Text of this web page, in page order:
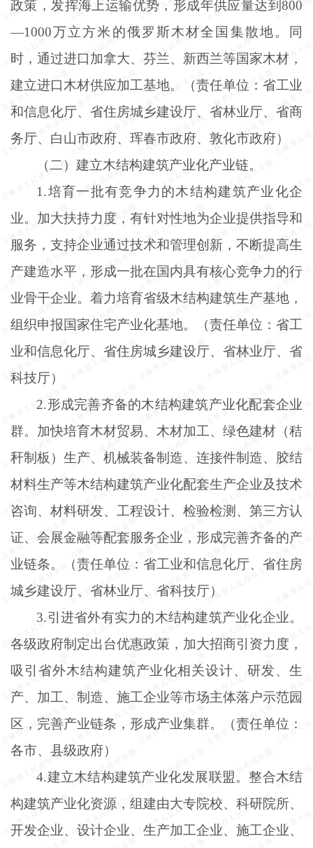
政策，发挥海上运输优势，形成年供应量达到800
—1000万立方米的俄罗斯木材全国集散地。同
时，通过进口加拿大、芬兰、新西兰等国家木材，
建立进口木材供应加工基地。（责任单位：省工业
和信息化厅、省住房城乡建设厅、省林业厅、省商
务厅、白山市政府、珲春市政府、敦化市政府）
（二）建立木结构建筑产业化产业链。
1.培育一批有竞争力的木结构建筑产业化企
业。加大扶持力度，有针对性地为企业提供指导和
服务，支持企业通过技术和管理创新，不断提高生
产建造水平，形成一批在国内具有核心竞争力的行
业骨干企业。着力培育省级木结构建筑生产基地，
组织申报国家住宅产业化基地。（责任单位：省工
业和信息化厅、省住房城乡建设厅、省林业厅、省
科技厅）
2.形成完善齐备的木结构建筑产业化配套企业
群。加快培育木材贸易、木材加工、绿色建材（秸
秆制板）生产、机械装备制造、连接件制造、胶结
材料生产等木结构建筑产业化配套生产企业及技术
咨询、材料研发、工程设计、检验检测、第三方认
证、会展金融等配套服务企业，形成完善齐备的产
业链条。（责任单位：省工业和信息化厅、省住房
城乡建设厅、省林业厅、省科技厅）
3.引进省外有实力的木结构建筑产业化企业。
各级政府制定出台优惠政策，加大招商引资力度，
吸引省外木结构建筑产业化相关设计、研发、生
产、加工、制造、施工企业等市场主体落户示范园
区，完善产业链条，形成产业集群。（责任单位：
各市、县级政府）
4.建立木结构建筑产业化发展联盟。整合木结
构建筑产业化资源，组建由大专院校、科研院所、
开发企业、设计企业、生产加工企业、施工企业、